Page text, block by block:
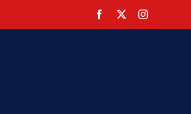
Facebook
X Instagram